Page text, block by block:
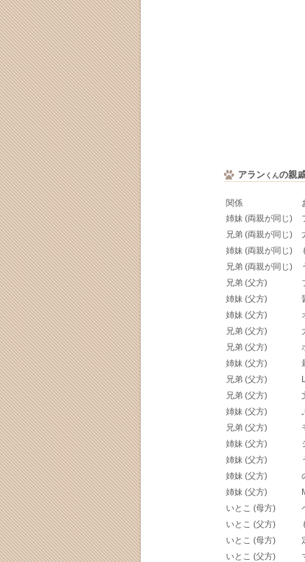
アランくんの親
関係
姉妹 (両親が同じ)
兄弟 (両親が同じ)
姉妹 (両親が同じ)
兄弟 (両親が同じ)
兄弟 (父方)
姉妹 (父方)
姉妹 (父方)
兄弟 (父方)
兄弟 (父方)
姉妹 (父方)
兄弟 (父方)
兄弟 (父方)
姉妹 (父方)
兄弟 (父方)
姉妹 (父方)
姉妹 (父方)
姉妹 (父方)
姉妹 (父方)
いとこ (母方)
いとこ (父方)
いとこ (母方)
いとこ (父方)